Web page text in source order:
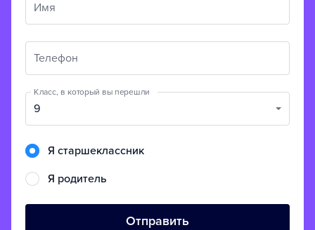
Имя
Телефон
Класс, в который вы перешли
9
Я старшеклассник
Я родитель
Отправить